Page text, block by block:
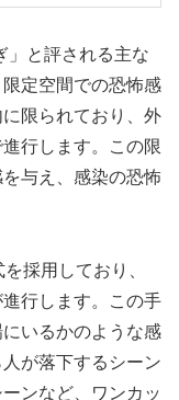
」と評される主な
定空間での恐怖感
限られており、外
行します。この限
与え、感染の恐怖
採用しており、
行します。この手
いるかのような感
が落下するシーン
ンなど、ワンカッ